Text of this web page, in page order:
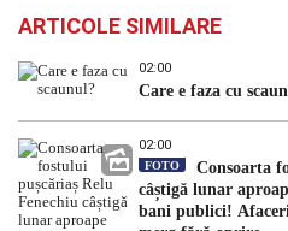
ARTICOLE SIMILARE
02:00
Care e faza cu
02:00
FOTO
Consoarta
câștigă lunar
bani publici!